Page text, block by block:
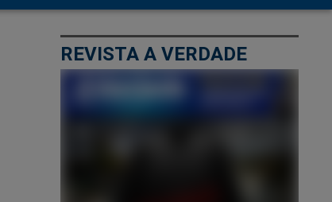
REVISTA A VERDADE